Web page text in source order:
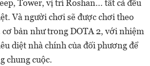
Tower, vị trí Roshan... tất cả đều
Và người chơi sẽ được chơi theo
bản như trong DOTA 2, với nhiệm
diệt nhà chính của đối phương để
chung cuộc.